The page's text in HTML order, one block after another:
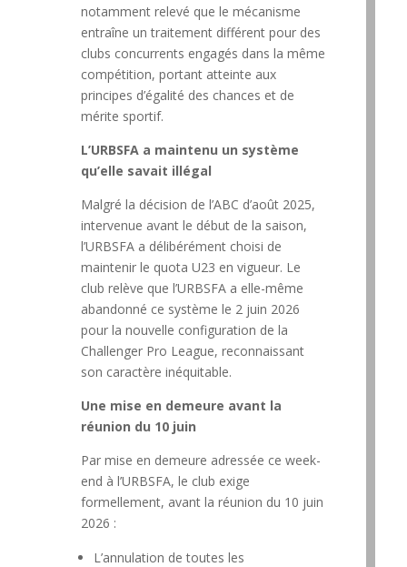
notamment relevé que le mécanisme
entraîne un traitement différent pour des
clubs concurrents engagés dans la même
compétition, portant atteinte aux
principes d’égalité des chances et de
mérite sportif.
L’URBSFA a maintenu un système
qu’elle savait illégal
Malgré la décision de l’ABC d’août 2025,
intervenue avant le début de la saison,
l’URBSFA a délibérément choisi de
maintenir le quota U23 en vigueur. Le
club relève que l’URBSFA a elle-même
abandonné ce système le 2 juin 2026
pour la nouvelle configuration de la
Challenger Pro League, reconnaissant
son caractère inéquitable.
Une mise en demeure avant la
réunion du 10 juin
Par mise en demeure adressée ce week-
end à l’URBSFA, le club exige
formellement, avant la réunion du 10 juin
2026 :
L’annulation de toutes les